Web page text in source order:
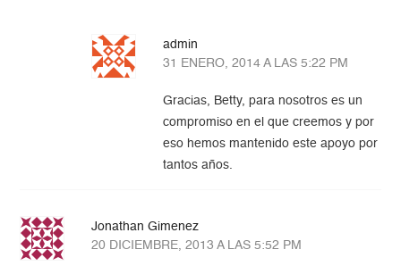
admin
31 ENERO, 2014 A LAS 5:22 PM
Gracias, Betty, para nosotros es un
compromiso en el que creemos y por
eso hemos mantenido este apoyo por
tantos años.
Jonathan Gimenez
20 DICIEMBRE, 2013 A LAS 5:52 PM